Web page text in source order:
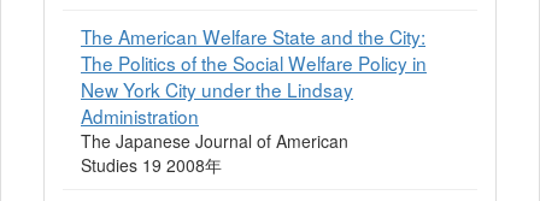
The American Welfare State and the City:
The Politics of the Social Welfare Policy in
New York City under the Lindsay
Administration
The Japanese Journal of American
Studies 19 2008年